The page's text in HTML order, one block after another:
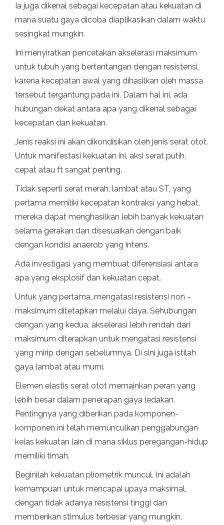
Ia juga dikenal sebagai kecepatan atau kekuatan di
mana suatu gaya dicoba diaplikasikan dalam waktu
sesingkat mungkin.
Ini menyiratkan pencetakan akselerasi maksimum
untuk tubuh yang bertentangan dengan resistensi,
karena kecepatan awal yang dihasilkan oleh massa
tersebut tergantung pada ini. Dalam hal ini, ada
hubungan dekat antara apa yang dikenal sebagai
kecepatan dan kekuatan.
Jenis reaksi ini akan dikondisikan oleh jenis serat otot.
Untuk manifestasi kekuatan ini, aksi serat putih,
cepat atau ft sangat penting.
Tidak seperti serat merah, lambat atau ST, yang
pertama memiliki kecepatan kontraksi yang hebat,
mereka dapat menghasilkan lebih banyak kekuatan
selama gerakan dan disesuaikan dengan baik
dengan kondisi anaerob yang intens.
Ada investigasi yang membuat diferensiasi antara
apa yang eksplosif dan kekuatan cepat.
Untuk yang pertama, mengatasi resistensi non -
maksimum ditetapkan melalui daya. Sehubungan
dengan yang kedua, akselerasi lebih rendah dari
maksimum diterapkan untuk mengatasi resistensi
yang mirip dengan sebelumnya. Di sini juga istilah
gaya lambat atau murni.
Elemen elastis serat otot memainkan peran yang
lebih besar dalam penerapan gaya ledakan.
Pentingnya yang diberikan pada komponen-
komponen ini telah memunculkan penggabungan
kelas kekuatan lain di mana siklus peregangan-hidup
memiliki timah.
Beginilah kekuatan pliometrik muncul. Ini adalah
kemampuan untuk mencapai upaya maksimal,
dengan tidak adanya resistensi tinggi dan
memberikan stimulus terbesar yang mungkin,